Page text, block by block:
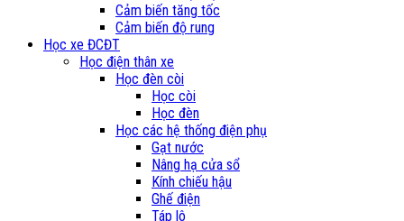
Cảm biến tăng tốc
Cảm biến độ rung
Học xe ĐCĐT
Học điện thân xe
Học đèn còi
Học còi
Học đèn
Học các hệ thống điện phụ
Gạt nước
Nâng hạ cửa sổ
Kính chiếu hậu
Ghế điện
Táp lô